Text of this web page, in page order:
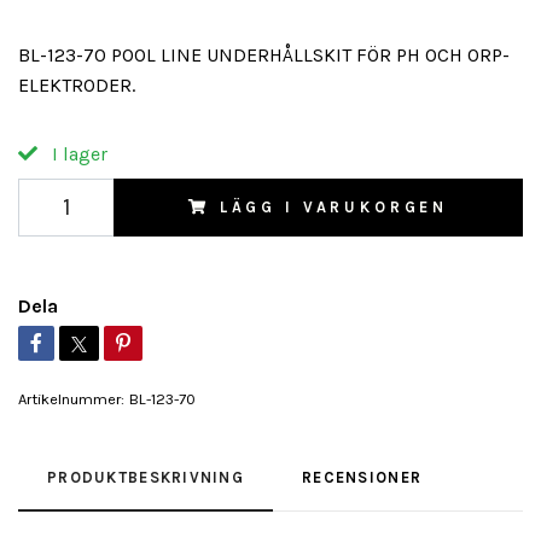
BL-123-70 POOL LINE UNDERHÅLLSKIT FÖR PH OCH ORP-
ELEKTRODER.
I lager
LÄGG I VARUKORGEN
Dela
Artikelnummer: BL-123-70
PRODUKTBESKRIVNING RECENSIONER